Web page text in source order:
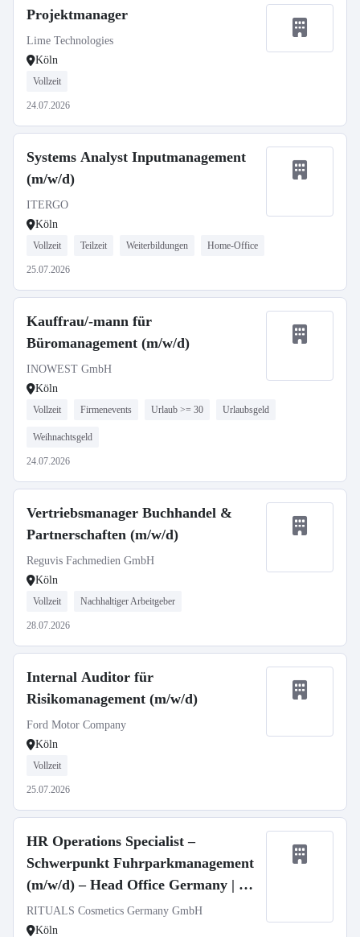
Projektmanager
Lime Technologies
Köln
Vollzeit
24.07.2026
Systems Analyst Inputmanagement
(m/w/d)
ITERGO
Köln
Vollzeit Teilzeit Weiterbildungen Home-Office
25.07.2026
Kauffrau/-mann für
Büromanagement (m/w/d)
INOWEST GmbH
Köln
Vollzeit Firmenevents Urlaub >= 30 Urlaubsgeld
Weihnachtsgeld
24.07.2026
Vertriebsmanager Buchhandel &
Partnerschaften (m/w/d)
Reguvis Fachmedien GmbH
Köln
Vollzeit Nachhaltiger Arbeitgeber
28.07.2026
Internal Auditor für
Risikomanagement (m/w/d)
Ford Motor Company
Köln
Vollzeit
25.07.2026
HR Operations Specialist –
Schwerpunkt Fuhrparkmanagement
(m/w/d) – Head Office Germany | 40-
40h
RITUALS Cosmetics Germany GmbH
Köln